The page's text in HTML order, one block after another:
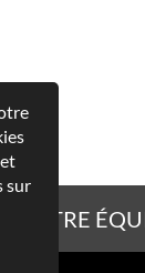
NOTRE
sur